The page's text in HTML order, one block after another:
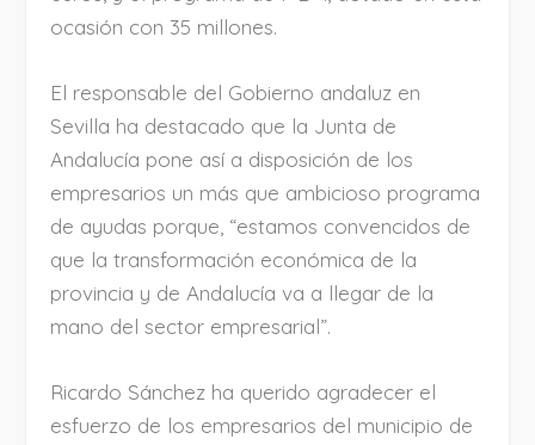
ocasión con 35 millones.
El responsable del Gobierno andaluz en
Sevilla ha destacado que la Junta de
Andalucía pone así a disposición de los
empresarios un más que ambicioso programa
de ayudas porque, “estamos convencidos de
que la transformación económica de la
provincia y de Andalucía va a llegar de la
mano del sector empresarial”.
Ricardo Sánchez ha querido agradecer el
esfuerzo de los empresarios del municipio de